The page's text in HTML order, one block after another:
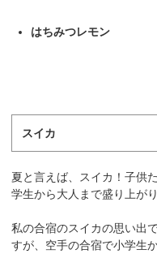
はちみつレモン
スイカ
夏と言えば、スイカ！子供
学生から大人まで盛り上が
私の合宿のスイカの思い出
すが、空手の合宿で小学生